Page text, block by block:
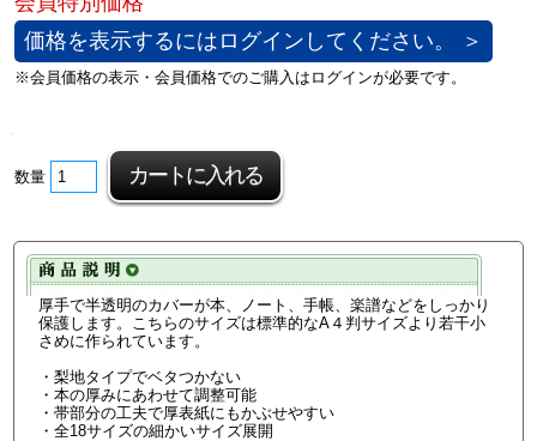
価格を表示するにはログインしてください。 ＞
数量
厚手で半透明のカバーが本、ノート、手帳、楽譜などをしっかり
保護します。こちらのサイズは標準的なA４判サイズより若干小
さめに作られています。
・梨地タイプでベタつかない
・本の厚みにあわせて調整可能
・帯部分の工夫で厚表紙にもかぶせやすい
・全18サイズの細かいサイズ展開